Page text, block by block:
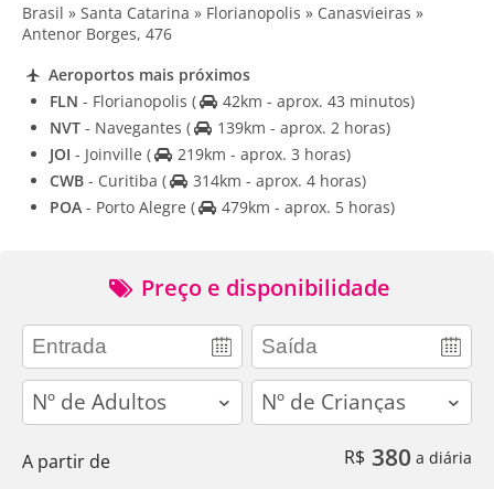
Brasil » Santa Catarina » Florianopolis » Canasvieiras »
Antenor Borges, 476
Aeroportos mais próximos
FLN - Florianopolis (
42km - aprox. 43 minutos)
NVT - Navegantes (
139km - aprox. 2 horas)
JOI - Joinville (
219km - aprox. 3 horas)
CWB - Curitiba (
314km - aprox. 4 horas)
POA - Porto Alegre ( 479km - aprox. 5 horas)
Preço e disponibilidade
adults children
A partir de R$ 380 a diária